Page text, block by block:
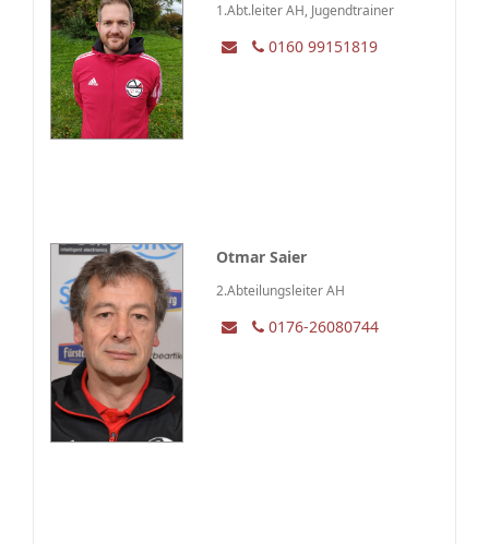
1.Abt.leiter AH, Jugendtrainer
0160 99151819
Otmar Saier
2.Abteilungsleiter AH
0176-26080744